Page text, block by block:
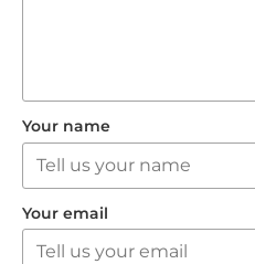
Your name
Your email